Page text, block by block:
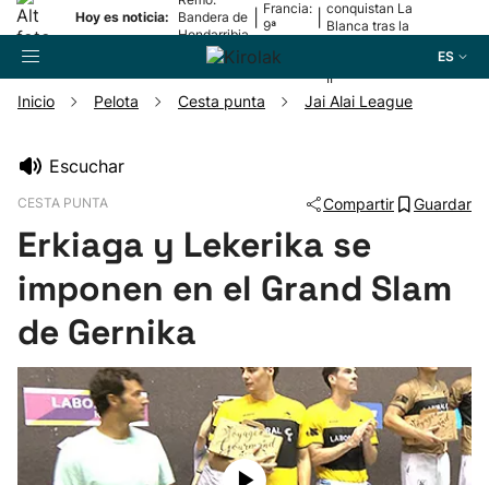
Hoy es noticia:
Bandera de
Hondarribia
Francia:
9ª
conquistan La
Blanca tras la
II
ES
Pelota
Remo
Baloncesto
Ciclismo
Inicio Pelota Cesta punta Jai Alai League
Escuchar
CESTA PUNTA Compartir Guardar
Erkiaga y Lekerika se
imponen en el Grand Slam
de Gernika